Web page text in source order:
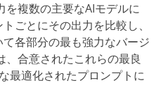
を複数の主要なAIモデルに
ごとにその出力を比較し、
各部分の最も強力なバージ
、合意されたこれらの最良
最適化されたプロンプトに